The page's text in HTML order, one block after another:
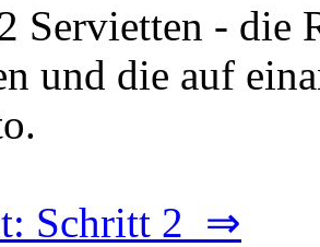
Servietten - die
und die auf
Schritt 2 ⇒